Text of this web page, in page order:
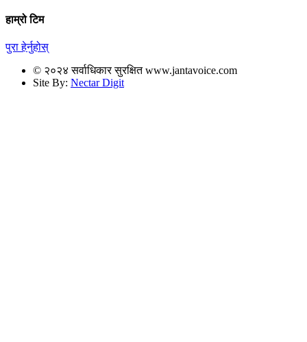
हाम्रो टिम
पुरा हेर्नुहोस्
© २०२४ सर्वाधिकार सुरक्षित www.jantavoice.com
Site By: Nectar Digit